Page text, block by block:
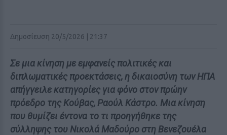
Δημοσίευση 20/5/2026 | 21:37
Σε μια κίνηση με εμφανείς πολιτικές και
διπλωματικές προεκτάσεις, η δικαιοσύνη των ΗΠΑ
απήγγειλε κατηγορίες για φόνο στον πρώην
πρόεδρο της Κούβας, Ραούλ Κάστρο. Μια κίνηση
που θυμίζει έντονα το τι προηγήθηκε της
σύλληψης του Νικολά Μαδούρο στη Βενεζουέλα